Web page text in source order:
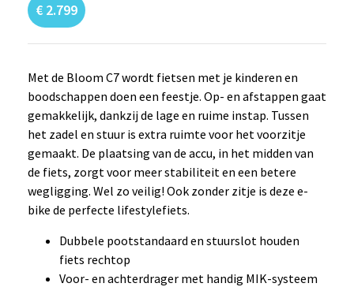
€ 2.799
Met de Bloom C7 wordt fietsen met je kinderen en
boodschappen doen een feestje. Op- en afstappen gaat
gemakkelijk, dankzij de lage en ruime instap. Tussen
het zadel en stuur is extra ruimte voor het voorzitje
gemaakt. De plaatsing van de accu, in het midden van
de fiets, zorgt voor meer stabiliteit en een betere
wegligging. Wel zo veilig! Ook zonder zitje is deze e-
bike de perfecte lifestylefiets.
Dubbele pootstandaard en stuurslot houden
fiets rechtop
Voor- en achterdrager met handig MIK-systeem